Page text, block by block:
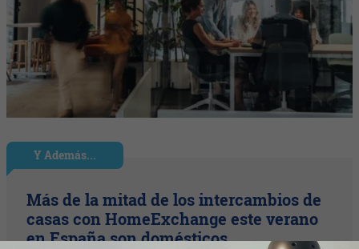
Y Además...
Más de la mitad de los intercambios de
casas con HomeExchange este verano
en España son domésticos